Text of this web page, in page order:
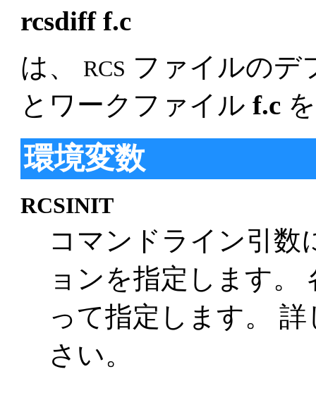
rcsdiff f.c
は、
RCS ファイルのデ
とワークファイルf.c
環境変数
RCSINIT
コマンドライン引数
ョンを指定します。
って指定します。
さい。